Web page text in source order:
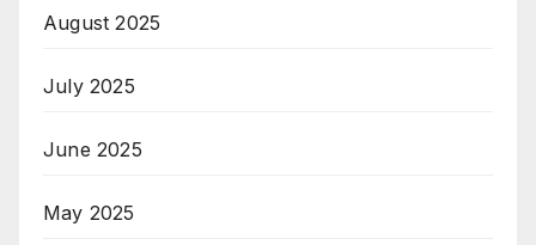
August 2025
July 2025
June 2025
May 2025